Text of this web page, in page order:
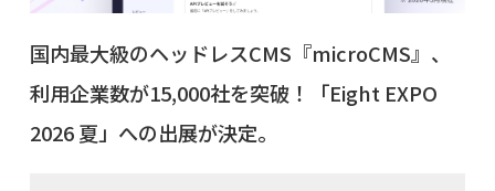
国内最大級のヘッドレスCMS『microCMS』、
利用企業数が15,000社を突破！「Eight EXPO
2026 夏」への出展が決定。